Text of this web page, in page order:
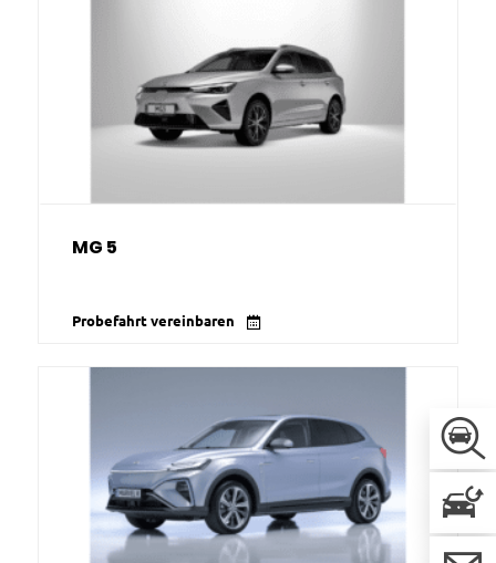
MG 5
Probefahrt vereinbaren